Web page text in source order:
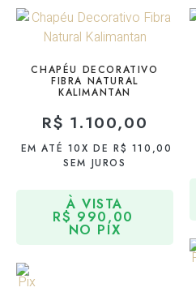
CHAPÉU DECORATIVO
FIBRA NATURAL
KALIMANTAN
R$ 1.100,00
EM ATÉ 10X DE R$ 110,00
SEM JUROS
À VISTA
R$ 990,00
NO PIX